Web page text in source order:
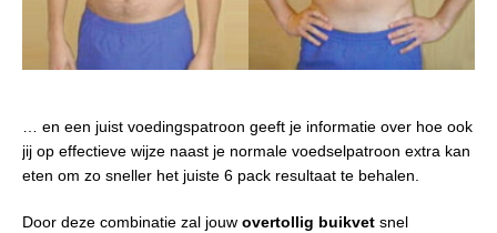
… en een juist voedingspatroon geeft je informatie over hoe ook
jij op effectieve wijze naast je normale voedselpatroon extra kan
eten om zo sneller het juiste 6 pack resultaat te behalen.
Door deze combinatie zal jouw overtollig buikvet snel